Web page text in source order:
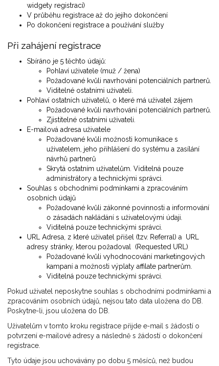
widgety registrací)
V průběhu registrace až do jejího dokončení
Po dokončení registrace a používání služby
Při zahájení registrace
Sbíráno je 5 těchto údajů:
Pohlaví uživatele (muž / žena)
Požadované kvůli navrhování potenciálních partnerů.
Viditelné ostatními uživateli.
Pohlaví ostatních uživatelů, o které má uživatel zájem
Požadované kvůli navrhování potenciálních partnerů.
Zjistitelné ostatními uživateli.
E-mailová adresa uživatele
Požadované kvůli možnosti komunikace s
uživatelem, jeho přihlášení do systému a zasílání
návrhů partnerů
Skrytá ostatním uživatelům. Viditelná pouze
administrátory a technickými správci.
Souhlas s obchodními podmínkami a zpracováním
osobních údajů
Požadované kvůli zákonné povinnosti a informování
o zásadách nakládání s uživatelovými údaji.
Viditelná pouze technickými správci.
URL Adresa, z které uživatel přišel (tzv. Referral) a URL
adresy stránky, kterou požadoval (Requested URL)
Požadované kvůli vyhodnocování marketingových
kampaní a možnosti výplaty affilate partnerům.
Viditelná pouze technickými správci.
Pokud uživatel neposkytne souhlas s obchodními podmínkami a
zpracováním osobních údajů, nejsou tato data uložena do DB.
Poskytne-li, jsou uložena do DB.
Uživatelům v tomto kroku registrace přijde e-mail s žádostí o
potvrzení e-mailové adresy a následně s žádostí o dokončení
registrace.
Tyto údaje jsou uchovávány po dobu 5 měsíců, než budou